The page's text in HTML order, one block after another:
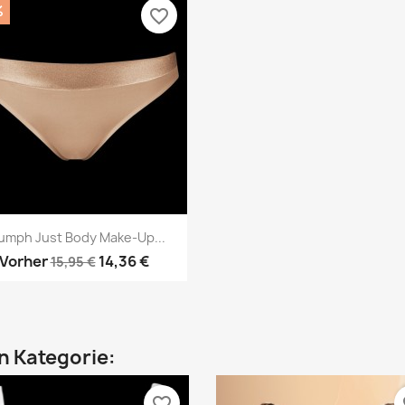
Vorschau
Just Body Make-Up...
Vorher15,95 € 14,36 €
favorite_border
Kategorie: